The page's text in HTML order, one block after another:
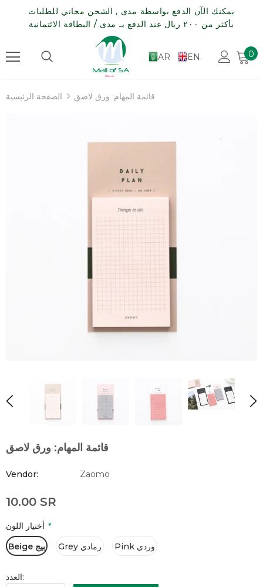
يمكنك الآن الدفع بواسطة مدى , الشحن مجاني للطلبات
بأكثر من ٢٠٠ ريال عند الدفع بـ مدى / البطاقة الائتمانية
AR EN 0
الصفحة الرئيسية قائمة المهام: ورق لاصق
قائمة المهام: ورق لاصق
Vendor: Zaomo
10.00 SR
*
Beige بيج
Grey رمادي Pink وردي
العدد: